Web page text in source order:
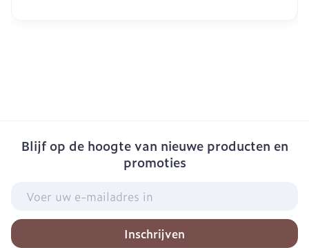
Blijf op de hoogte van nieuwe producten en
promoties
Inschrijven